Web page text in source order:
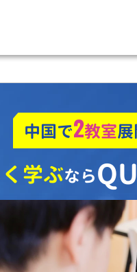
中国で2教室
学ぶなら